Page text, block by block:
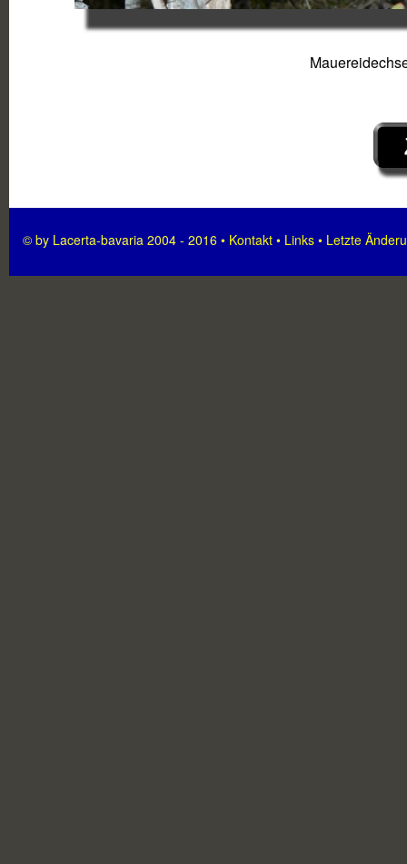
© by Lacerta-bavaria 2004 - 2016 • Kontakt • Links • Letzte